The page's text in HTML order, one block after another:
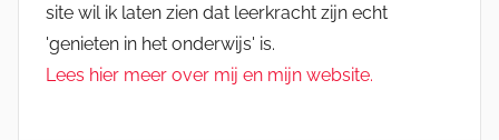
site wil ik laten zien dat leerkracht zijn echt
'genieten in het onderwijs' is.
Lees hier meer over mij en mijn website.